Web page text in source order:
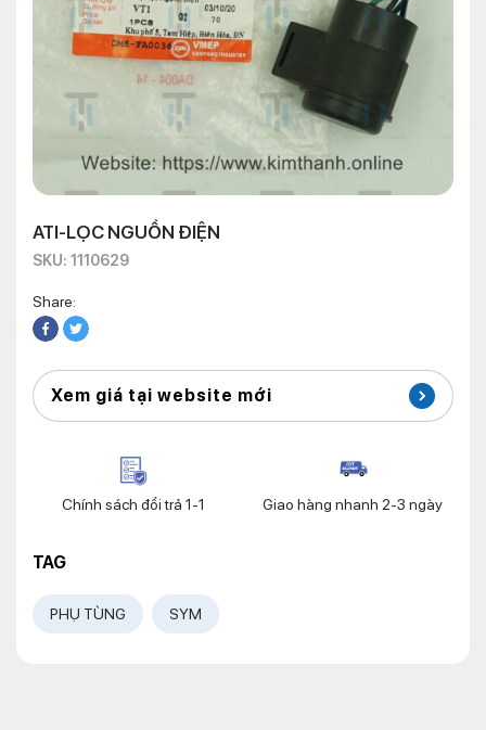
ATI-LỌC NGUỒN ĐIỆN
SKU: 1110629
Share:
Xem giá tại website mới
Chính sách đổi trả 1-1 Giao hàng nhanh 2-3 ngày
TAG
PHỤ TÙNG SYM